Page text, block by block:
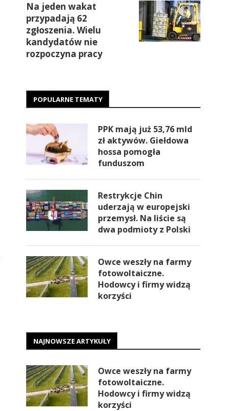
Na jeden wakat
przypadają 62
zgłoszenia. Wielu
kandydatów nie
rozpoczyna pracy
POPULARNE TEMATY
PPK mają już 53,76 mld
zł aktywów. Giełdowa
hossa pomogła
funduszom
Restrykcje Chin
uderzają w europejski
przemysł. Na liście są
dwa podmioty z Polski
Owce weszły na farmy
fotowoltaiczne.
Hodowcy i firmy widzą
korzyści
NAJNOWSZE ARTYKUŁY
Owce weszły na farmy
fotowoltaiczne.
Hodowcy i firmy widzą
korzyści